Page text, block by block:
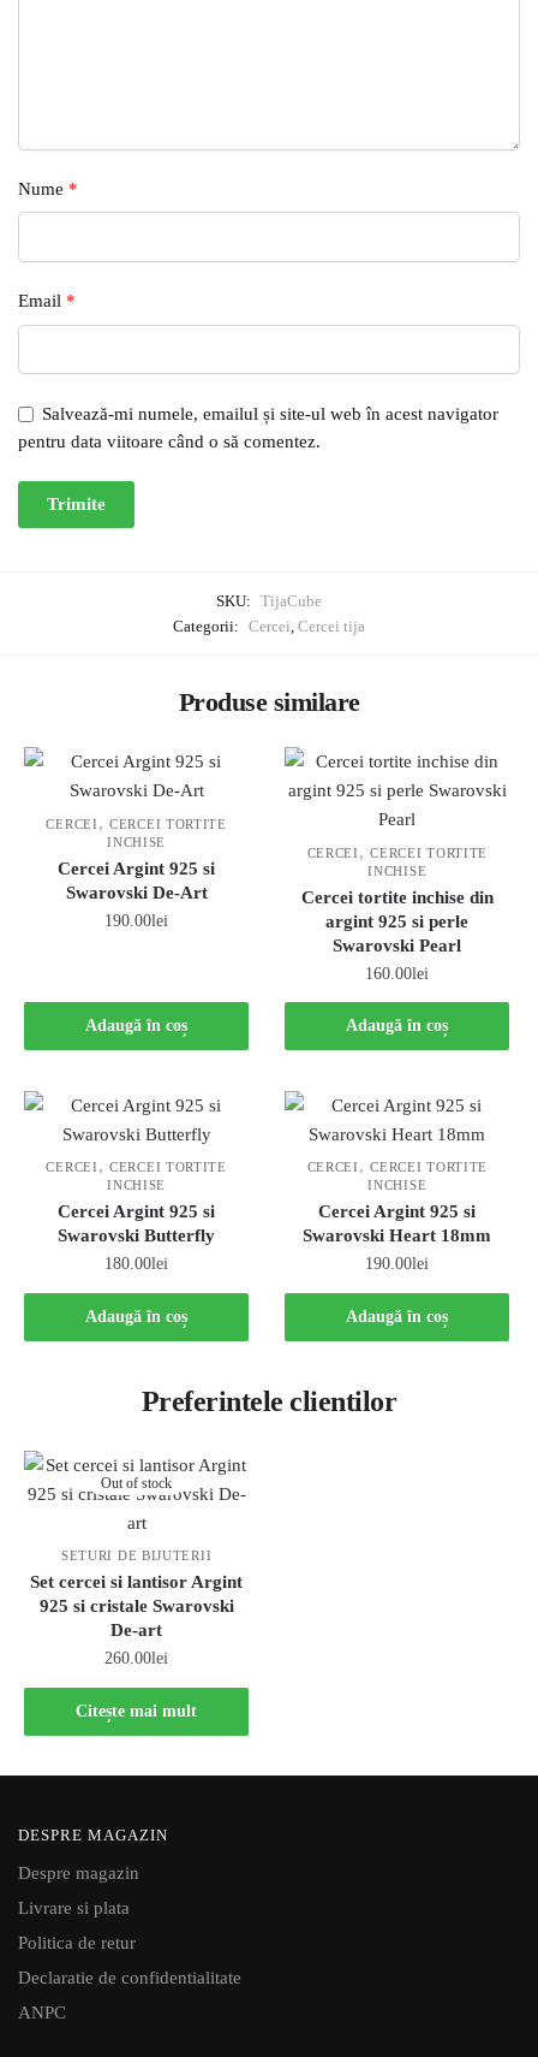
Nume *
Email *
Salvează-mi numele, emailul și site-ul web în acest navigator
pentru data viitoare când o să comentez.
SKU: TijaCube
Categorii: Cercei, Cercei tija
Produse similare
CERCEI ,CERCEI TORTITE
INCHISE
Cercei Argint 925 si
Swarovski De-Art
190.00lei
Adaugă în coș
CERCEI ,CERCEI TORTITE
INCHISE
Cercei tortite inchise din
argint 925 si perle
Swarovski Pearl
160.00lei
Adaugă în coș
CERCEI ,CERCEI TORTITE
INCHISE
Cercei Argint 925 si
Swarovski Butterfly
180.00lei
Adaugă în coș
CERCEI ,CERCEI TORTITE
INCHISE
Cercei Argint 925 si
Swarovski Heart 18mm
190.00lei
Adaugă în coș
Preferintele clientilor
Out of stock
SETURI DE BIJUTERII
Set cercei si lantisor Argint
925 si cristale Swarovski
De-art
260.00lei
Citește mai mult
DESPRE MAGAZIN
Despre magazin
Livrare si plata
Politica de retur
Declaratie de confidentialitate
ANPC